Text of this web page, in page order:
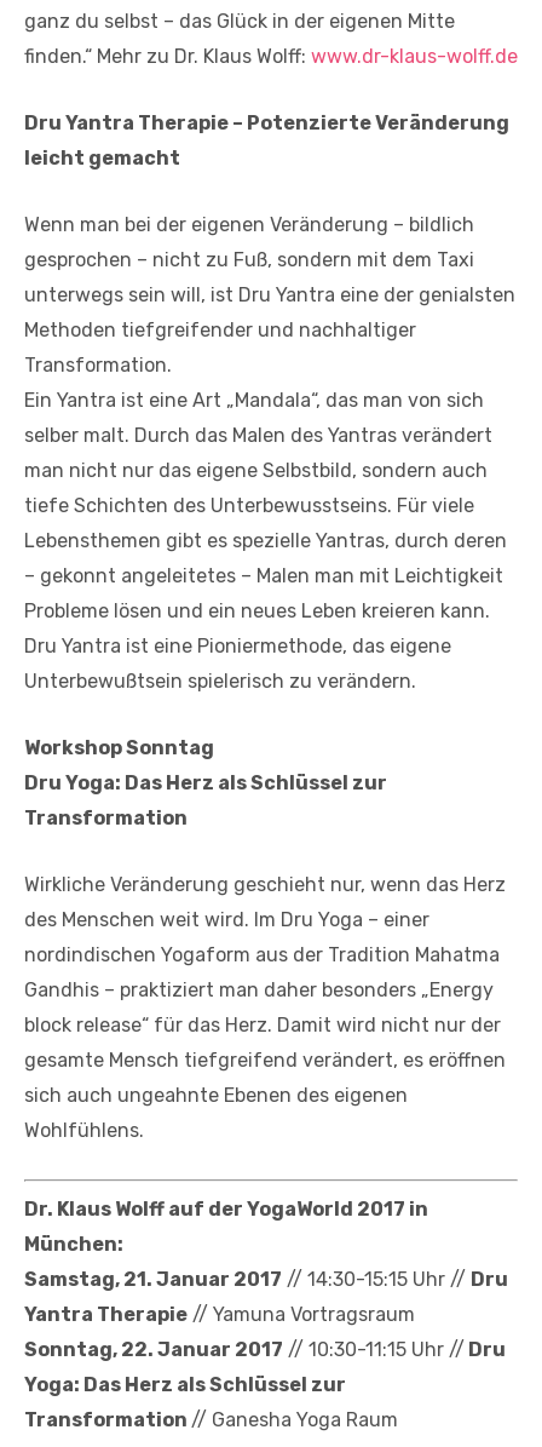
ganz du selbst – das Glück in der eigenen Mitte
finden.“ Mehr zu Dr. Klaus Wolff: www.dr-klaus-wolff.de
Dru Yantra Therapie – Potenzierte Veränderung
leicht gemacht
Wenn man bei der eigenen Veränderung – bildlich
gesprochen – nicht zu Fuß, sondern mit dem Taxi
unterwegs sein will, ist Dru Yantra eine der genialsten
Methoden tiefgreifender und nachhaltiger
Transformation.
Ein Yantra ist eine Art „Mandala“, das man von sich
selber malt. Durch das Malen des Yantras verändert
man nicht nur das eigene Selbstbild, sondern auch
tiefe Schichten des Unterbewusstseins. Für viele
Lebensthemen gibt es spezielle Yantras, durch deren
– gekonnt angeleitetes – Malen man mit Leichtigkeit
Probleme lösen und ein neues Leben kreieren kann.
Dru Yantra ist eine Pioniermethode, das eigene
Unterbewußtsein spielerisch zu verändern.
Workshop Sonntag
Dru Yoga: Das Herz als Schlüssel zur
Transformation
Wirkliche Veränderung geschieht nur, wenn das Herz
des Menschen weit wird. Im Dru Yoga – einer
nordindischen Yogaform aus der Tradition Mahatma
Gandhis – praktiziert man daher besonders „Energy
block release“ für das Herz. Damit wird nicht nur der
gesamte Mensch tiefgreifend verändert, es eröffnen
sich auch ungeahnte Ebenen des eigenen
Wohlfühlens.
Dr. Klaus Wolff auf der YogaWorld 2017 in
München:
Samstag, 21. Januar 2017 // 14:30-15:15 Uhr // Dru
Yantra Therapie // Yamuna Vortragsraum
Sonntag, 22. Januar 2017 // 10:30-11:15 Uhr // Dru
Yoga: Das Herz als Schlüssel zur
Transformation // Ganesha Yoga Raum